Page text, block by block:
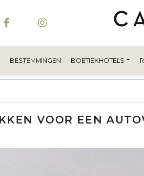
BESTEMMINGEN BOETIEKHOTELS
VOOR EEN